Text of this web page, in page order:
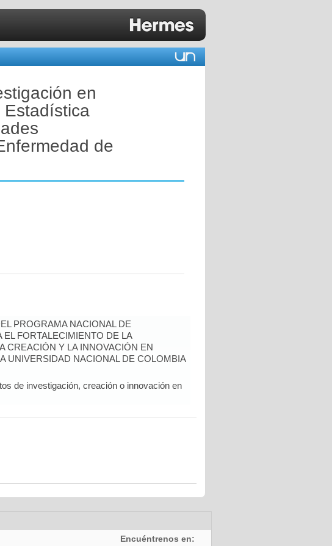
en
Estadística
de
PROGRAMA NACIONAL DE
EL FORTALECIMIENTO DE LA
CREACIÓN Y LA INNOVACIÓN EN
UNIVERSIDAD NACIONAL DE COLOMBIA
de investigación, creación o innovación en
Encuéntrenos en: